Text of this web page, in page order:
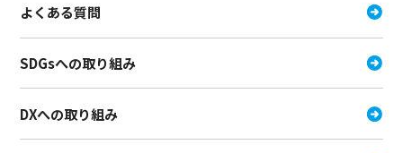
よくある質問
SDGsへの取り組み
DXへの取り組み